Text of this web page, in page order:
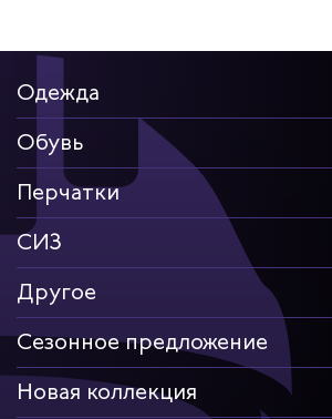
Одежда
Обувь
Перчатки
СИЗ
Другое
Сезонное предложение
Новая коллекция